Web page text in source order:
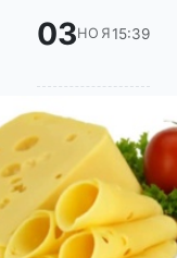
03НОЯ15:39